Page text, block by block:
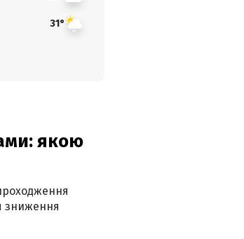
31°
якою
зниження